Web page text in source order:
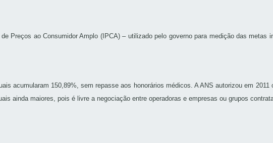
Preços ao Consumidor Amplo (IPCA) – utilizado pelo governo para medição das metas
acumularam 150,89%, sem repasse aos honorários médicos. A ANS autorizou em
ainda maiores, pois é livre a negociação entre operadoras e empresas ou grupos